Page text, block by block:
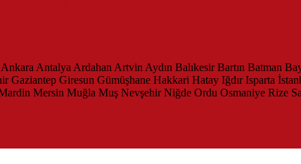
Ankara Antalya Ardahan Artvin Aydın Balıkesir Bartın Batman
Gaziantep Giresun Gümüşhane Hakkari Hatay Iğdır Isparta
Mersin Muğla Muş Nevşehir Niğde Ordu Osmaniye Rize